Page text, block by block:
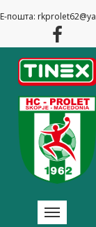
Е-пошта: